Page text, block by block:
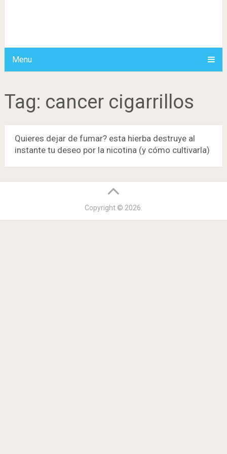
Menu
Tag: cancer cigarrillos
Quieres dejar de fumar? esta hierba destruye al
instante tu deseo por la nicotina (y cómo cultivarla)
Copyright © 2026.